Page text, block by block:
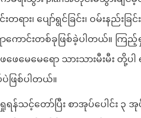
း၊ ပျော်ရွင်ခြင်း၊ ဝမ်းနည်းခြင်
ာင်းတစ်ခုဖြစ်ခဲ့ပါတယ်။ ကြည့်ရှု
ေမေမေရော သားသားမီးမီး တို့
ဖြစ်ပါတယ်။
န်သင့်တော်ပြီး စာအုပ်ပေါင်း